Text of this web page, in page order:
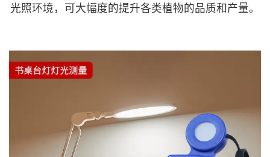
光照环境，可大幅度的提升各类植物的品质和产量。